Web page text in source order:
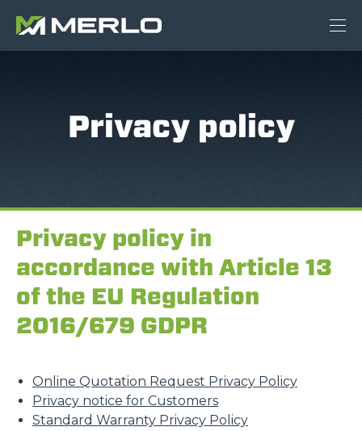
Privacy policy
Privacy policy in
accordance with Article 13
of the EU Regulation
2016/679 GDPR
Online Quotation Request Privacy Policy
Privacy notice for Customers
Standard Warranty Privacy Policy